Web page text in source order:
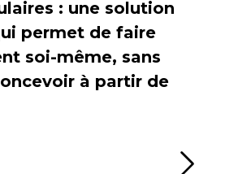
: une solution
permet de faire
soi-même, sans
à partir de